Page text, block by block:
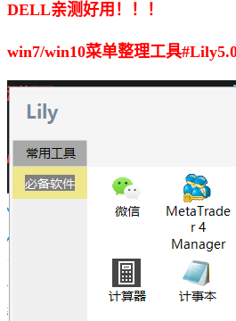
DELL亲测好用！！！
win7/win10菜单整理工具